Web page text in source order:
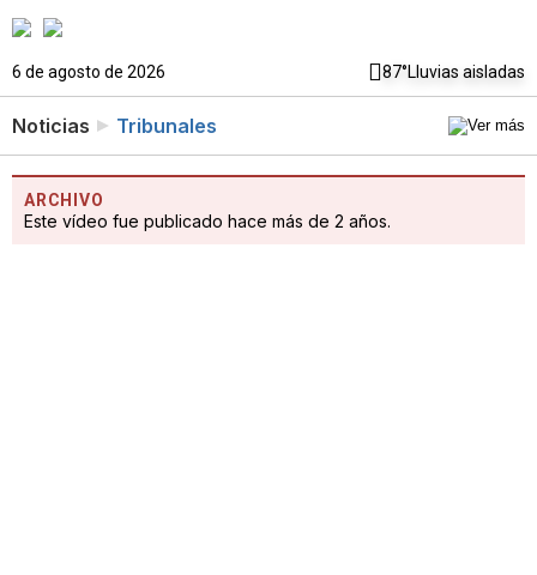
6 de agosto de 2026 87°Lluvias aisladas
Noticias Tribunales
ARCHIVO
Este vídeo fue publicado hace más de 2 años.